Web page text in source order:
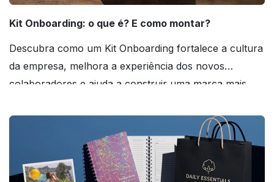
Kit Onboarding: o que é? E como montar?
Descubra como um Kit Onboarding fortalece a cultura
da empresa, melhora a experiência dos novos
colaboradores e ajuda a construir uma marca mais